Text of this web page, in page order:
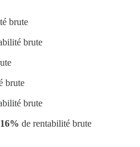
brute
brute
brute
brute
de rentabilité brute